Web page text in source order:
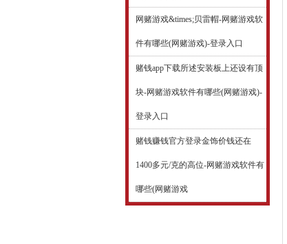
网赌游戏&times;贝雷帽-网赌游戏软
件有哪些(网赌游戏)-登录入口
赌钱app下载所述安装板上还设有顶
块-网赌游戏软件有哪些(网赌游戏)-
登录入口
赌钱赚钱官方登录金饰价钱还在
1400多元/克的高位-网赌游戏软件有
哪些(网赌游戏